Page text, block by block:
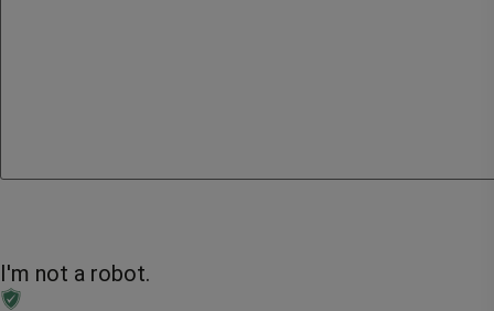
I'm not a robot.